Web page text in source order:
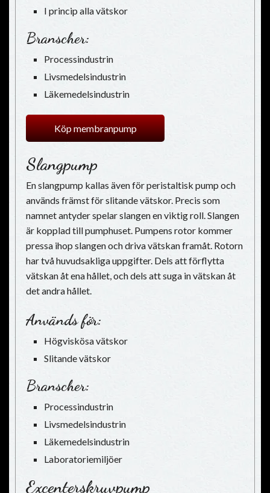
I princip alla vätskor
Branscher:
Processindustrin
Livsmedelsindustrin
Läkemedelsindustrin
Köp membranpump
Slangpump
En slangpump kallas även för peristaltisk pump och
används främst för slitande vätskor. Precis som
namnet antyder spelar slangen en viktig roll. Slangen
är kopplad till pumphuset. Pumpens rotor kommer
pressa ihop slangen och driva vätskan framåt. Rotorn
har två huvudsakliga uppgifter. Dels att förflytta
vätskan åt ena hållet, och dels att suga in vätskan åt
det andra hållet.
Används för:
Högviskösa vätskor
Slitande vätskor
Branscher:
Processindustrin
Livsmedelsindustrin
Läkemedelsindustrin
Laboratoriemiljöer
Excenterskruvpump